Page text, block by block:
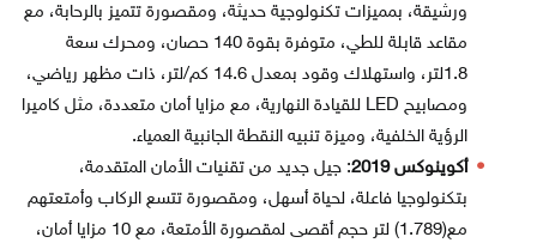
ورشيقة، بمميزات تكنولوجية حديثة، ومقصورة تتميز بالرحابة، مع
مقاعد قابلة للطي، متوفرة بقوة 140 حصان، ومحرك سعة
1.8لتر، واستهلاك وقود بمعدل 14.6 كم/لتر، ذات مظهر رياضي،
ومصابيح LED للقيادة النهارية، مع مزايا أمان متعددة، مثل كاميرا
الرؤية الخلفية، وميزة تنبيه النقطة الجانبية العمياء.
أكوينوكس 2019
: جيل جديد من تقنيات الأمان المتقدمة،
بتكنولوجيا فاعلة، لحياة أسهل، ومقصورة تتسع الركاب وأمتعتهم
مع(1.789) لتر حجم أقصى لمقصورة الأمتعة، مع 10 مزايا أمان،